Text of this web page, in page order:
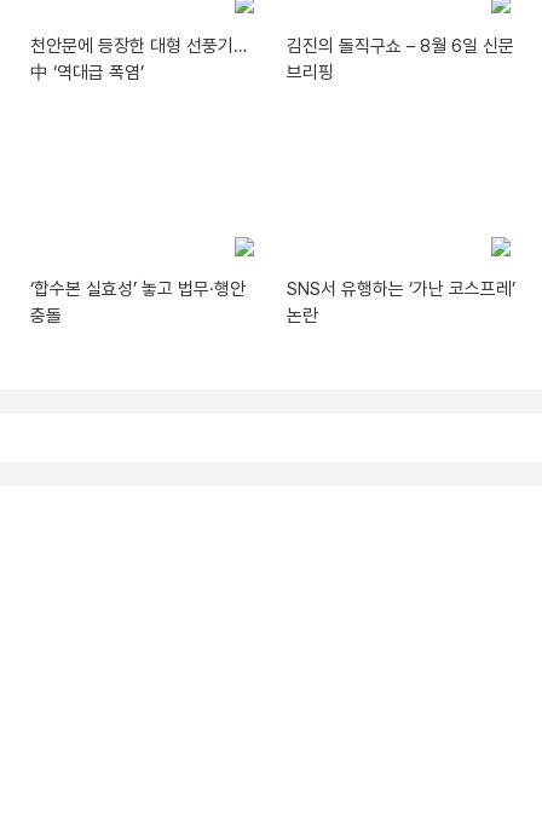
천안문에 등장한 대형 선풍기…
中 ‘역대급 폭염’
김진의 돌직구쇼 – 8월 6일 신문
브리핑
‘합수본 실효성’ 놓고 법무·행안
충돌
SNS서 유행하는 ‘가난 코스프레’
논란